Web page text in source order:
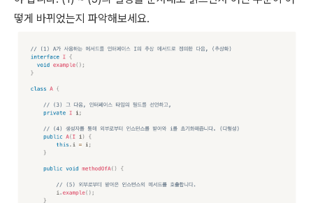
떻게 바뀌었는지 파악해보세요.